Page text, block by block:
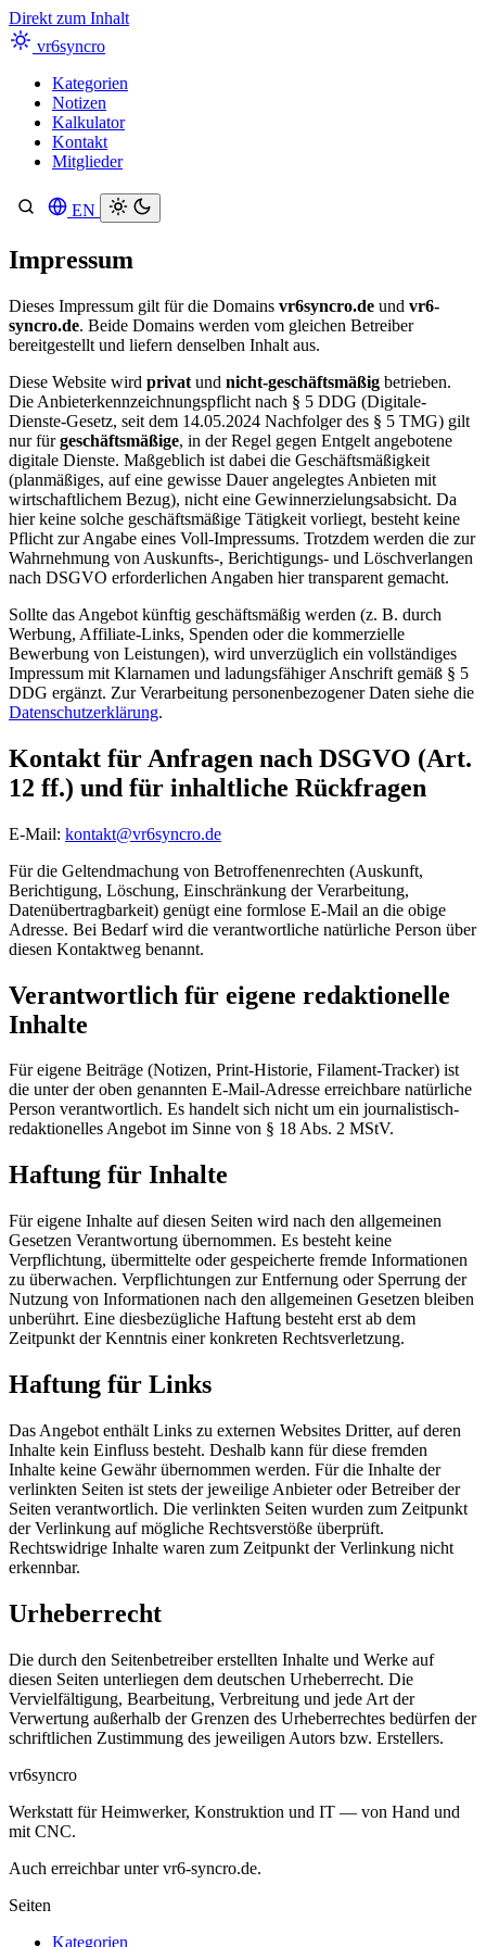
Direkt zum Inhalt
vr6syncro
Kategorien
Notizen
Kalkulator
Kontakt
Mitglieder
Suche EN
Impressum
Dieses Impressum gilt für die Domains vr6syncro.de und vr6-
syncro.de. Beide Domains werden vom gleichen Betreiber
bereitgestellt und liefern denselben Inhalt aus.
Diese Website wird privat und nicht-geschäftsmäßig betrieben.
Die Anbieterkennzeichnungspflicht nach § 5 DDG (Digitale-
Dienste-Gesetz, seit dem 14.05.2024 Nachfolger des § 5 TMG) gilt
nur fürgeschäftsmäßige, in der Regel gegen Entgelt angebotene
digitale Dienste. Maßgeblich ist dabei die Geschäftsmäßigkeit
(planmäßiges, auf eine gewisse Dauer angelegtes Anbieten mit
wirtschaftlichem Bezug), nicht eine Gewinnerzielungsabsicht. Da
hier keine solche geschäftsmäßige Tätigkeit vorliegt, besteht keine
Pflicht zur Angabe eines Voll-Impressums. Trotzdem werden die zur
Wahrnehmung von Auskunfts-, Berichtigungs- und Löschverlangen
nach DSGVO erforderlichen Angaben hier transparent gemacht.
Sollte das Angebot künftig geschäftsmäßig werden (z. B. durch
Werbung, Affiliate-Links, Spenden oder die kommerzielle
Bewerbung von Leistungen), wird unverzüglich ein vollständiges
Impressum mit Klarnamen und ladungsfähiger Anschrift gemäß § 5
DDG ergänzt. Zur Verarbeitung personenbezogener Daten siehe die
Datenschutzerklärung.
Kontakt für Anfragen nach DSGVO (Art.
12 ff.) und für inhaltliche Rückfragen
E-Mail: kontakt@vr6syncro.de
Für die Geltendmachung von Betroffenenrechten (Auskunft,
Berichtigung, Löschung, Einschränkung der Verarbeitung,
Datenübertragbarkeit) genügt eine formlose E-Mail an die obige
Adresse. Bei Bedarf wird die verantwortliche natürliche Person über
diesen Kontaktweg benannt.
Verantwortlich für eigene redaktionelle
Inhalte
Für eigene Beiträge (Notizen, Print-Historie, Filament-Tracker) ist
die unter der oben genannten E-Mail-Adresse erreichbare natürliche
Person verantwortlich. Es handelt sich nicht um ein journalistisch-
redaktionelles Angebot im Sinne von § 18 Abs. 2 MStV.
Haftung für Inhalte
Für eigene Inhalte auf diesen Seiten wird nach den allgemeinen
Gesetzen Verantwortung übernommen. Es besteht keine
Verpflichtung, übermittelte oder gespeicherte fremde Informationen
zu überwachen. Verpflichtungen zur Entfernung oder Sperrung der
Nutzung von Informationen nach den allgemeinen Gesetzen bleiben
unberührt. Eine diesbezügliche Haftung besteht erst ab dem
Zeitpunkt der Kenntnis einer konkreten Rechtsverletzung.
Haftung für Links
Das Angebot enthält Links zu externen Websites Dritter, auf deren
Inhalte kein Einfluss besteht. Deshalb kann für diese fremden
Inhalte keine Gewähr übernommen werden. Für die Inhalte der
verlinkten Seiten ist stets der jeweilige Anbieter oder Betreiber der
Seiten verantwortlich. Die verlinkten Seiten wurden zum Zeitpunkt
der Verlinkung auf mögliche Rechtsverstöße überprüft.
Rechtswidrige Inhalte waren zum Zeitpunkt der Verlinkung nicht
erkennbar.
Urheberrecht
Die durch den Seitenbetreiber erstellten Inhalte und Werke auf
diesen Seiten unterliegen dem deutschen Urheberrecht. Die
Vervielfältigung, Bearbeitung, Verbreitung und jede Art der
Verwertung außerhalb der Grenzen des Urheberrechtes bedürfen der
schriftlichen Zustimmung des jeweiligen Autors bzw. Erstellers.
vr6syncro
Werkstatt für Heimwerker, Konstruktion und IT — von Hand und
mit CNC.
Auch erreichbar unter vr6-syncro.de.
Seiten
Kategorien